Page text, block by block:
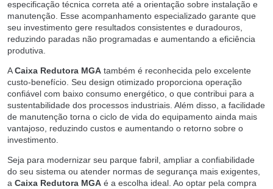
especificação técnica correta até a orientação sobre instalação e
manutenção. Esse acompanhamento especializado garante que
seu investimento gere resultados consistentes e duradouros,
reduzindo paradas não programadas e aumentando a eficiência
produtiva.
ACaixa Redutora MGA também é reconhecida pelo excelente
custo-benefício. Seu design otimizado proporciona operação
confiável com baixo consumo energético, o que contribui para a
sustentabilidade dos processos industriais. Além disso, a facilidade
de manutenção torna o ciclo de vida do equipamento ainda mais
vantajoso, reduzindo custos e aumentando o retorno sobre o
investimento.
Seja para modernizar seu parque fabril, ampliar a confiabilidade
do seu sistema ou atender normas de segurança mais exigentes,
a Caixa Redutora MGA é a escolha ideal. Ao optar pela compra